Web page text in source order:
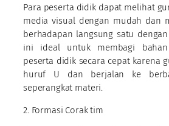
Para peserta didik dapat melihat
media visual dengan mudah dan
berhadapan langsung satu
ini ideal untuk membagi
peserta didik secara cepat karena
huruf U dan berjalan ke
seperangkat materi.
2. Formasi Corak tim